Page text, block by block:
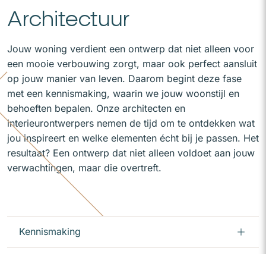
Architectuur
Jouw woning verdient een ontwerp dat niet alleen voor
een mooie verbouwing zorgt, maar ook perfect aansluit
op jouw manier van leven. Daarom begint deze fase
met een kennismaking, waarin we jouw woonstijl en
behoeften bepalen. Onze architecten en
interieurontwerpers nemen de tijd om te ontdekken wat
jou inspireert en welke elementen écht bij je passen. Het
resultaat? Een ontwerp dat niet alleen voldoet aan jouw
verwachtingen, maar die overtreft.
Kennismaking